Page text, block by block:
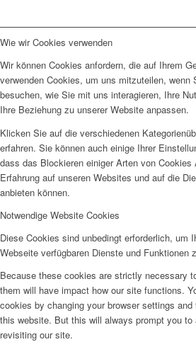
Wie wir Cookies verwenden
Wir können Cookies anfordern, die auf Ihrem
verwenden Cookies, um uns mitzuteilen, wenn
besuchen, wie Sie mit uns interagieren, Ihre
Ihre Beziehung zu unserer Website anpassen.
Klicken Sie auf die verschiedenen
erfahren. Sie können auch einige Ihrer
dass das Blockieren einiger Arten von Cookies
Erfahrung auf unseren Websites und auf die
anbieten können.
Notwendige Website Cookies
Diese Cookies sind unbedingt erforderlich, um
Webseite verfügbaren Dienste und Funktionen
Because these cookies are strictly necessary
them will have impact how our site functions.
cookies by changing your browser settings
this website. But this will always prompt you
revisiting our site.